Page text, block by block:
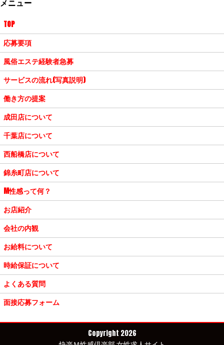
TOP
応募要項
風俗エステ経験者急募
サービスの流れ(写真説明)
働き方の提案
成田店について
千葉店について
西船橋店について
錦糸町店について
M性感って何？
お店紹介
会社の内観
お給料について
時給保証について
よくある質問
面接応募フォーム
Copyright 2026